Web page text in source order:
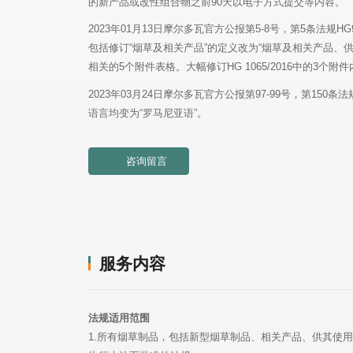
相关的5个附件表格。大幅修订HG 1065/2016中的3个附件
语言均变为“罗马尼亚语”。
咨询留言
服务内容
法规适用范围